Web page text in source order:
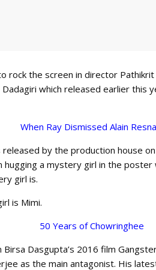
the screen in director Pathikrit
which released earlier this
When Ray Dismissed Alain
by the production house
hugging a mystery girl in the
girl is.
is Mimi.
50 Years of Chowringhee
Dasgupta’s 2016 film
as the main antagonist. His